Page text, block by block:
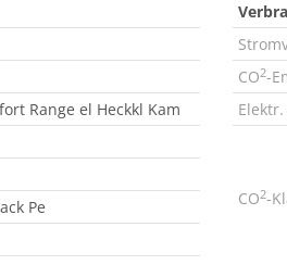
Range el Heckkl Kam
Pe
CO2-
CO2-